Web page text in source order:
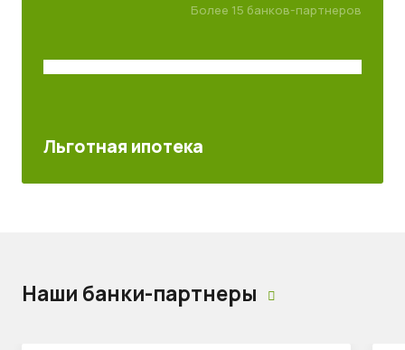
Более 15 банков-партнеров
Льготная ипотека
Наши банки-партнеры